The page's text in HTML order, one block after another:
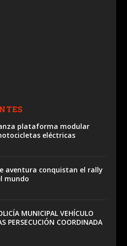
lanza plataforma modular
eléctricas
aventura conquistan el rally
mundo
MUNICIPAL VEHÍCULO
PERSECUCIÓN COORDINADA